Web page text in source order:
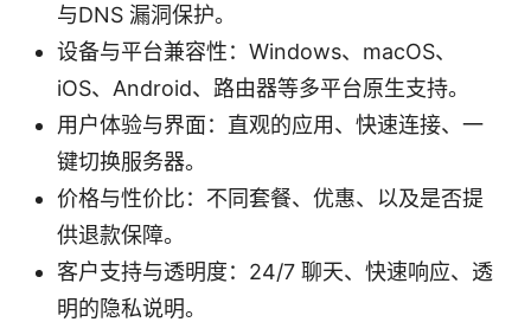
与DNS 漏洞保护。
设备与平台兼容性：Windows、macOS、
iOS、Android、路由器等多平台原生支持。
用户体验与界面：直观的应用、快速连接、一
键切换服务器。
价格与性价比：不同套餐、优惠、以及是否提
供退款保障。
客户支持与透明度：24/7 聊天、快速响应、透
明的隐私说明。